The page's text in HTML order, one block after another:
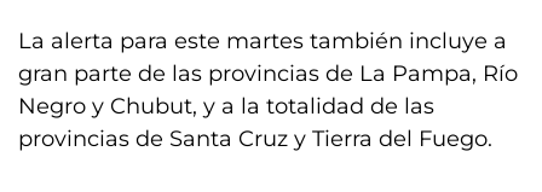
La alerta para este martes también incluye a
gran parte de las provincias de La Pampa, Río
Negro y Chubut, y a la totalidad de las
provincias de Santa Cruz y Tierra del Fuego.